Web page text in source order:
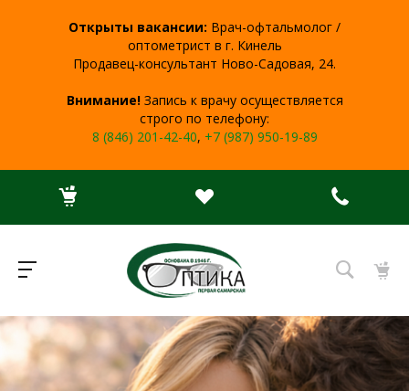
Открыты вакансии: Врач-офтальмолог /
оптометрист в г. Кинель
Продавец-консультант Ново-Садовая, 24.
Внимание!Запись к врачу осуществляется
строго по телефону:
8 (846) 201-42-40, +7 (987) 950-19-89